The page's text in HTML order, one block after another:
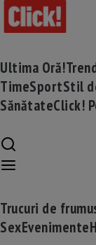
Ultima Oră!
TimeSportStil
SănătateClick!
Trucuri de
SexEvenimente